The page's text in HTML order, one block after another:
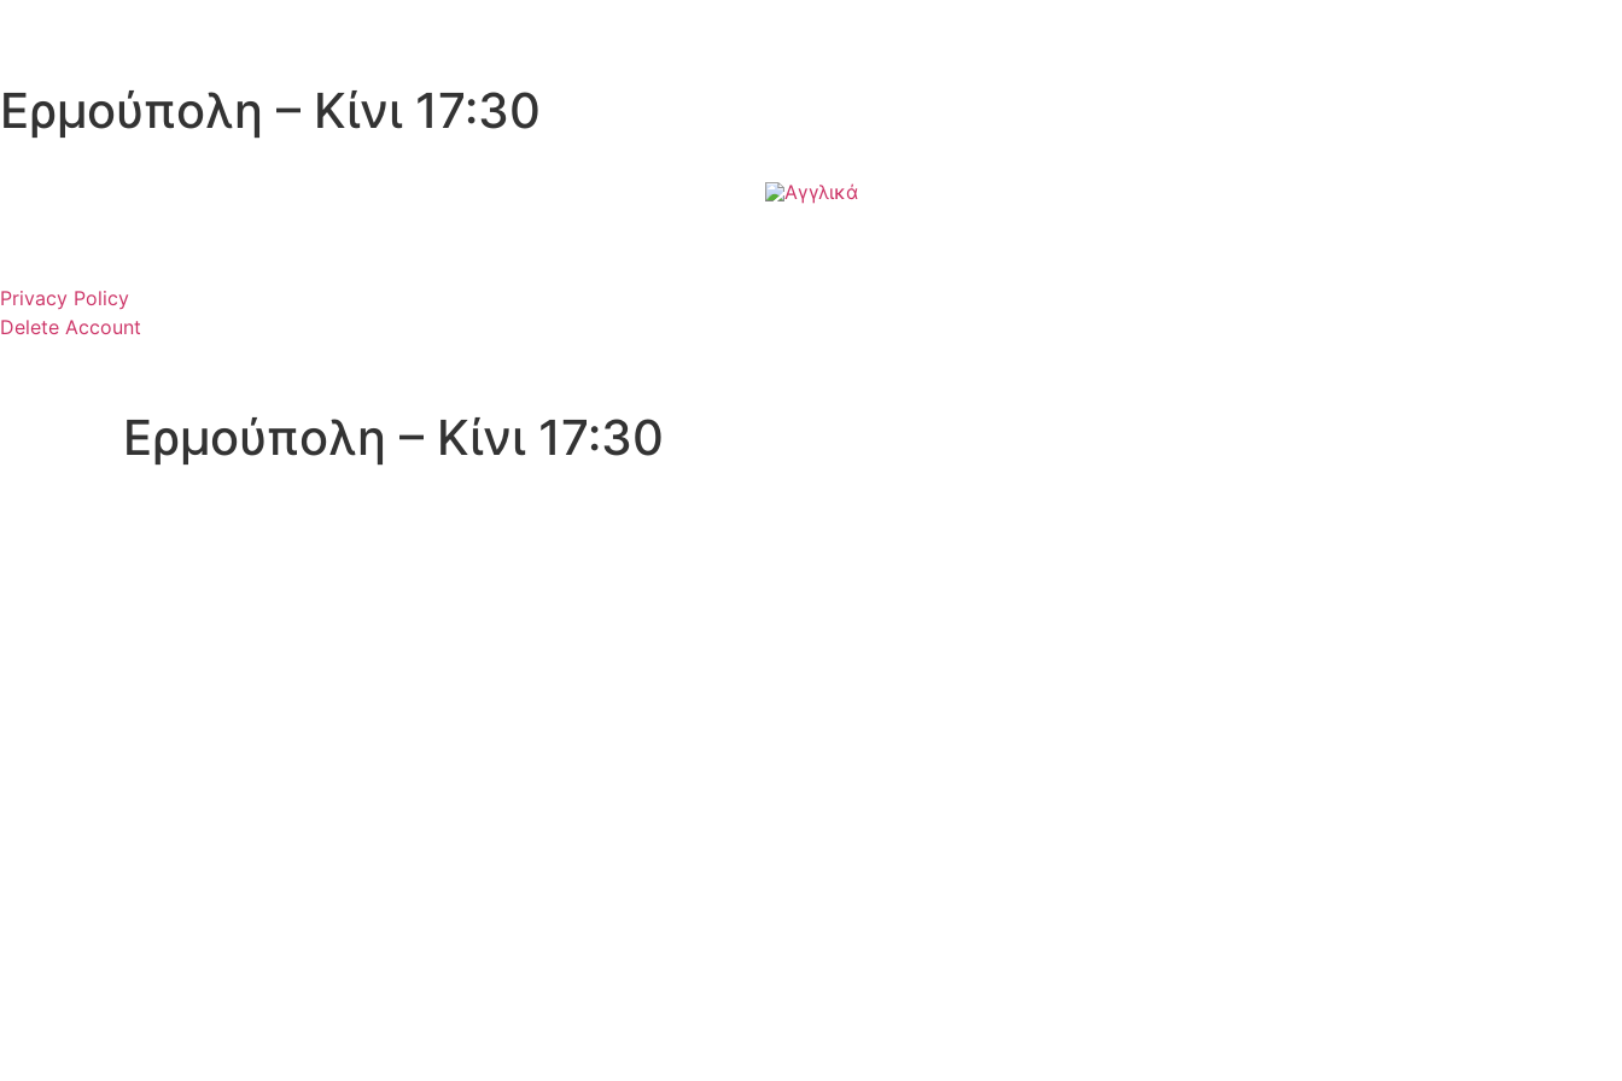
Ερμούπολη – Κίνι 17:30
Privacy Policy
Delete Account
Ερμούπολη – Κίνι 17:30